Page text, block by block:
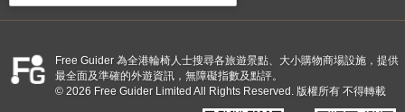
Free Guider 為全港輪椅人士搜尋各旅遊景點、大小購物商場設施，提供
最全面及準確的外遊資訊，無障礙指數及點評。
© 2026 Free Guider Limited All Rights Reserved. 版權所有 不得轉載